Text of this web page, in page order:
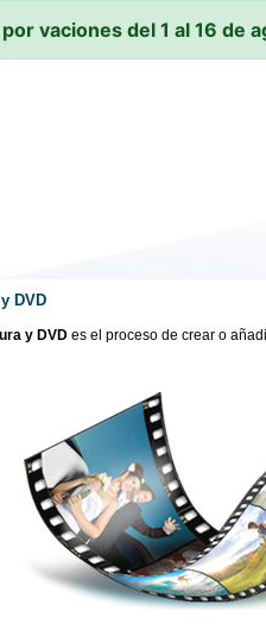
vaciones del 1 al 16 de
DVD
y DVD es el proceso de crear o